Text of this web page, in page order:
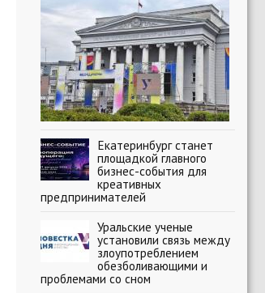
Екатеринбург станет
площадкой главного
бизнес-события для
креативных
предпринимателей
Уральские ученые
установили связь между
злоупотреблением
обезболивающими и
проблемами со сном